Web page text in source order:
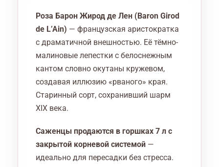
Baron
Girod
de
L’Ain)
Роза Барон Жирод де Лен (Baron Girod
de L’Ain) — французская аристократка
с драматичной внешностью. Её тёмно-
малиновые лепестки с белоснежным
кантом словно окутаны кружевом,
создавая иллюзию «рваного» края.
Старинный сорт, сохранивший шарм
XIX века.
Саженцы продаются в горшках 7 л с
закрытой корневой системой—
идеально для пересадки без стресса.